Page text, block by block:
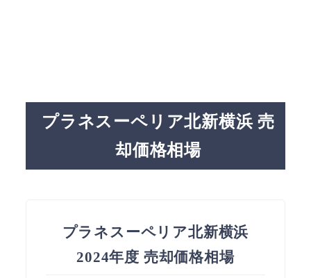
プラネスーペリア北新横浜 売
却価格相場
プラネスーペリア北新横浜
2024年度 売却価格相場